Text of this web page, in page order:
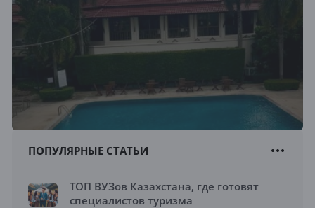
ПОПУЛЯРНЫЕ СТАТЬИ
ТОП ВУЗов Казахстана, где готовят
специалистов туризма